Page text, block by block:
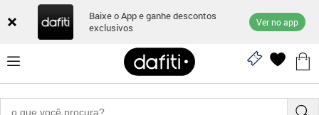
Baixe o App e ganhe descontos
exclusivos
Ver no app